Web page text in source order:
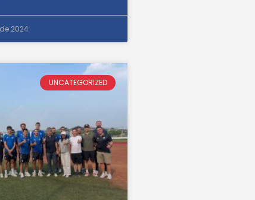
2024
UNCATEGORIZED